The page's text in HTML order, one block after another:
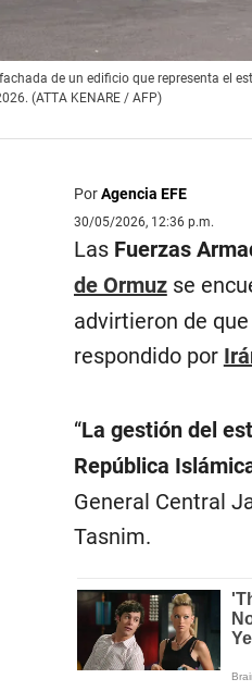
de un edificio que representa el
(ATTA KENARE / AFP)
PorAgencia EFE
30/05/2026, 12:36 p.m.
Las Fuerzas
de Ormuzse
advirtieron de
respondido por
“La gestión del
República
General Central
Tasnim.